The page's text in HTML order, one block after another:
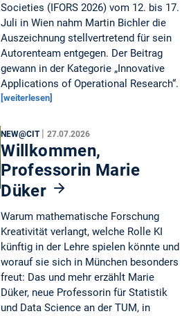
Societies (IFORS 2026) vom 12. bis 17.
Juli in Wien nahm Martin Bichler die
Auszeichnung stellvertretend für sein
Autorenteam entgegen. Der Beitrag
gewann in der Kategorie „Innovative
Applications of Operational Research“.
[weiterlesen]
NEW@CIT |27.07.2026
Willkommen,
Professorin Marie
Düker
Warum mathematische Forschung
Kreativität verlangt, welche Rolle KI
künftig in der Lehre spielen könnte und
worauf sie sich in München besonders
freut: Das und mehr erzählt Marie
Düker, neue Professorin für Statistik
und Data Science an der TUM, in